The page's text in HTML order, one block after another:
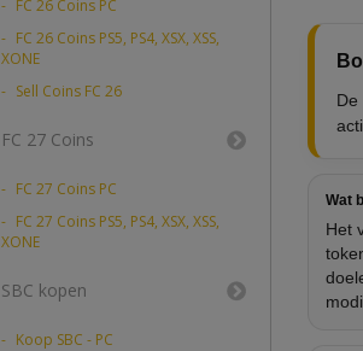
FC 26 Coins PC
FC 26 Coins PS5, PS4, XSX, XSS,
XONE
Sell Coins FC 26
FC 27 Coins
FC 27 Coins PC
FC 27 Coins PS5, PS4, XSX, XSS,
XONE
SBC kopen
Koop SBC - PC
Wat
Het